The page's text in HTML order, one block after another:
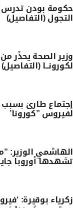
حكومة بودن
التجول (التفاصيل)
وزير الصحة يحذّر
لكورونــا (التفاصيل)
إجتماع طارئ
لفيروس ”كورونا’
الهاشمي الوزير:
تشهدها أوروبا
زكرياء بوقيرة: